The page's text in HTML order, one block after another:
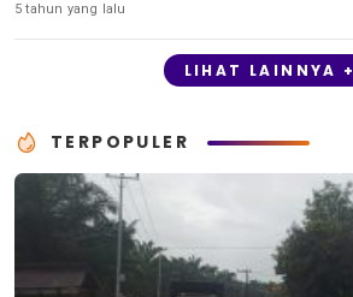
5 tahun yang lalu
LIHAT LAINNYA +
TERPOPULER